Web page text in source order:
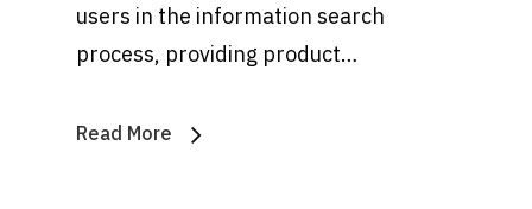
users in the information search
process, providing product…
Read More